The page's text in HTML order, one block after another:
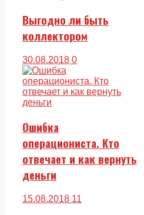
Выгодно ли быть
коллектором
30.08.2018 0
Ошибка
операциониста. Кто
отвечает и как вернуть
деньги
15.08.2018 11